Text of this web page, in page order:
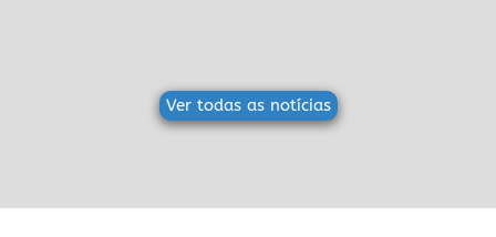
Ver todas as notícias